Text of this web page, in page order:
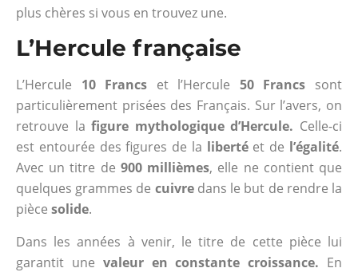
plus chères si vous en trouvez une.
L’Hercule française
L’Hercule 10 Francs et l’Hercule 50 Francs sont
particulièrement prisées des Français. Sur l’avers, on
retrouve lafigure mythologique d’Hercule. Celle-ci
est entourée des figures de la libertéet de l’égalité.
Avec un titre de 900 millièmes, elle ne contient que
quelques grammes de cuivredans le but de rendre la
pièce solide.
Dans les années à venir, le titre de cette pièce lui
garantit une valeur en constante croissance. En